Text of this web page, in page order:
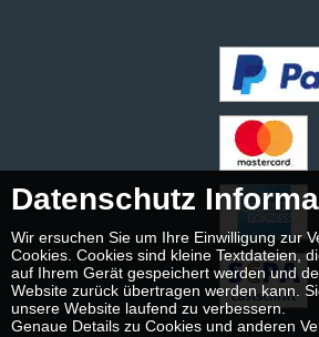
Datenschutz
Wir ersuchen Sie um Ihre Einwilligung zur
Cookies. Cookies sind kleine Textdateien,
auf Ihrem Gerät gespeichert werden und
Website zurück übertragen werden kann.
unsere Website laufend zu verbessern.
Genaue Details zu Cookies und anderen